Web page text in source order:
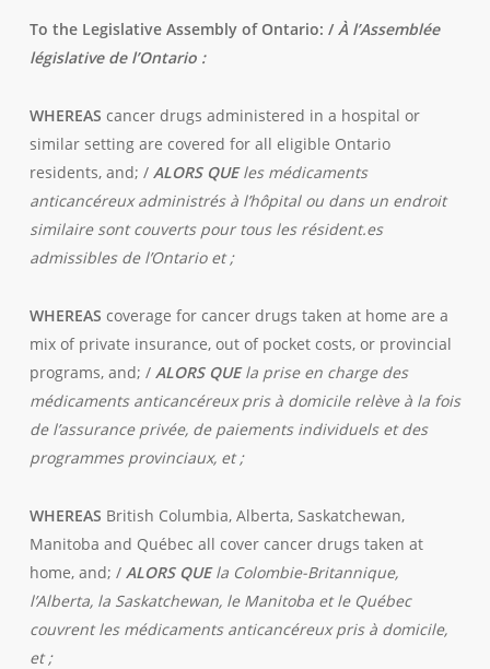
To the Legislative Assembly of Ontario: / À l’Assemblée
législative de l’Ontario :
WHEREAS cancer drugs administered in a hospital or
similar setting are covered for all eligible Ontario
residents, and; / ALORS QUEles médicaments
anticancéreux administrés à l’hôpital ou dans un endroit
similaire sont couverts pour tous les résident.es
admissibles de l’Ontario et ;
WHEREAS coverage for cancer drugs taken at home are a
mix of private insurance, out of pocket costs, or provincial
programs, and; / ALORS QUEla prise en charge des
médicaments anticancéreux pris à domicile relève à la fois
de l’assurance privée, de paiements individuels et des
programmes provinciaux, et ;
WHEREAS British Columbia, Alberta, Saskatchewan,
Manitoba and Québec all cover cancer drugs taken at
home, and; / ALORS QUEla Colombie-Britannique,
l’Alberta, la Saskatchewan, le Manitoba et le Québec
couvrent les médicaments anticancéreux pris à domicile,
et ;